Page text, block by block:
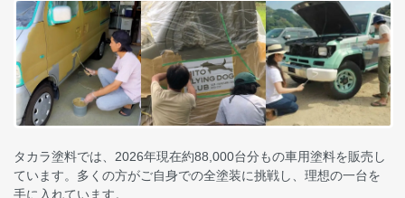
タカラ塗料では、2026年現在約88,000台分もの車用塗料を販売し
ています。多くの方がご自身での全塗装に挑戦し、理想の一台を
手に入れています。